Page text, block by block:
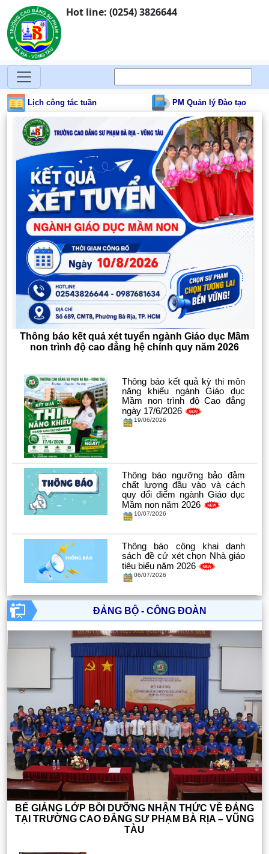
Hot line: (0254) 3826644
Lịch công tác tuần PM Quản lý Đào tạo
Thông báo kết quả xét tuyển ngành Giáo dục Mầm
non trình độ cao đẳng hệ chính quy năm 2026
Thông báo kết quả kỳ thi môn
năng khiếu ngành Giáo dục
Mầm non trình độ Cao đẳng
ngày 17/6/2026
19/06/2026
Thông báo ngưỡng bảo đảm
chất lượng đầu vào và cách
quy đổi điểm ngành Giáo dục
Mầm non năm 2026
10/07/2026
Thông báo công khai danh
sách đề cử xét chọn Nhà giáo
tiêu biểu năm 2026
06/07/2026
ĐẢNG BỘ - CÔNG ĐOÀN
BẾ GIẢNG LỚP BỒI DƯỠNG NHẬN THỨC VỀ ĐẢNG
TẠI TRƯỜNG CAO ĐẲNG SƯ PHẠM BÀ RỊA – VŨNG
TÀU